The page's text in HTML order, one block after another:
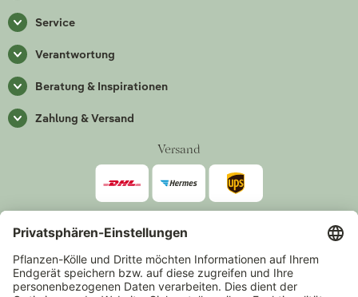
Service
Verantwortung
Beratung & Inspirationen
Zahlung & Versand
Versand
Zahlarten